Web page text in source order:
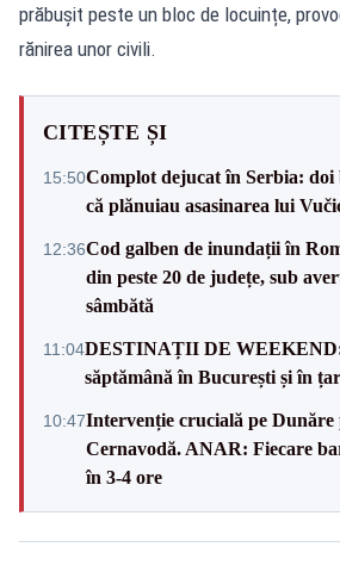
prăbușit peste un bloc de locuințe,
rănirea unor civili.
CITEȘTE ȘI
15:50Complot dejucat în Serbia: doi
că plănuiau asasinarea lui
12:36Cod galben de inundații în
din peste 20 de județe, sub
sâmbătă
11:04DESTINAȚII DE
săptămână în București și în
10:47Intervenție crucială pe Dunăre
Cernavodă. ANAR: Fiecare
în 3-4 ore